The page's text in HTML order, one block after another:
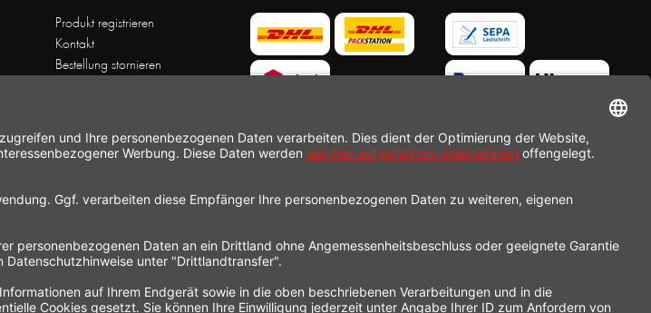
Produkt registrieren
Kontakt
Bestellung stornieren
Widerrufsformular